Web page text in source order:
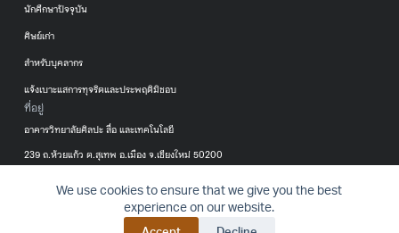
We use cookies to ensure that we give you the best
experience on our website.
นักศึกษาปัจจุบัน
ศิษย์เก่า
สำหรับบุคลากร
แจ้งเบาะแสการทุจริตและประพฤติมิชอบ
ที่อยู่
อาคารวิทยาลัยศิลปะ สื่อ และเทคโนโลยี
239 ถ.ห้วยแก้ว ต.สุเทพ อ.เมือง จ.เชียงใหม่ 50200
© 2016-2024 College of Arts, Media
and Technology – All rights reserved.
นโยบายนโยบายคุ้มครอง